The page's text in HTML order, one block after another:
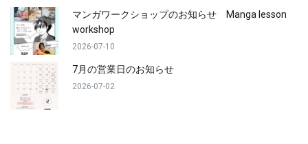
マンガワークショップのお知らせ Manga lesson
workshop
2026-07-10
7月の営業日のお知らせ
2026-07-02